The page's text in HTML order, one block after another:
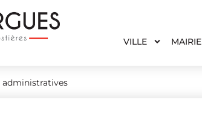
VILLE MAIRIE
administratives